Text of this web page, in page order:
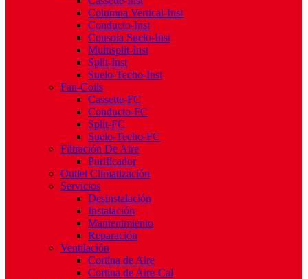
Columna Vertical-Inst
Conducto-Inst
Consola Suelo-Inst
Multisplit-Inst
Split-Inst
Suelo-Techo-Inst
Fan-Coils
Cassette-FC
Conducto-FC
Split-FC
Suelo-Techo-FC
Filtración De Aire
Purificador
Outlet Climatización
Servicios
Desinstalación
Instalación
Mantenimiento
Reparación
Ventilación
Cortina de Aire
Cortina de Aire-Cal